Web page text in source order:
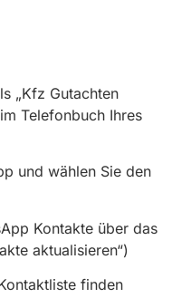
„Kfz Gutachten
Telefonbuch Ihres
und wählen Sie den
Kontakte über das
aktualisieren“)
finden